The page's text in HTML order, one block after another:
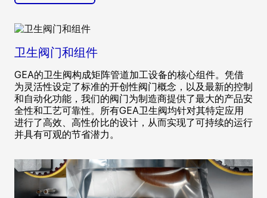
卫生阀门和组件
GEA的卫生阀构成矩阵管道加工设备的核心组件。凭借
为灵活性设定了标准的开创性阀门概念，以及最新的控制
和自动化功能，我们的阀门为制造商提供了最大的产品安
全性和工艺可靠性。所有GEA卫生阀均针对其特定应用
进行了高效、高性价比的设计，从而实现了可持续的运行
并具有可观的节省潜力。